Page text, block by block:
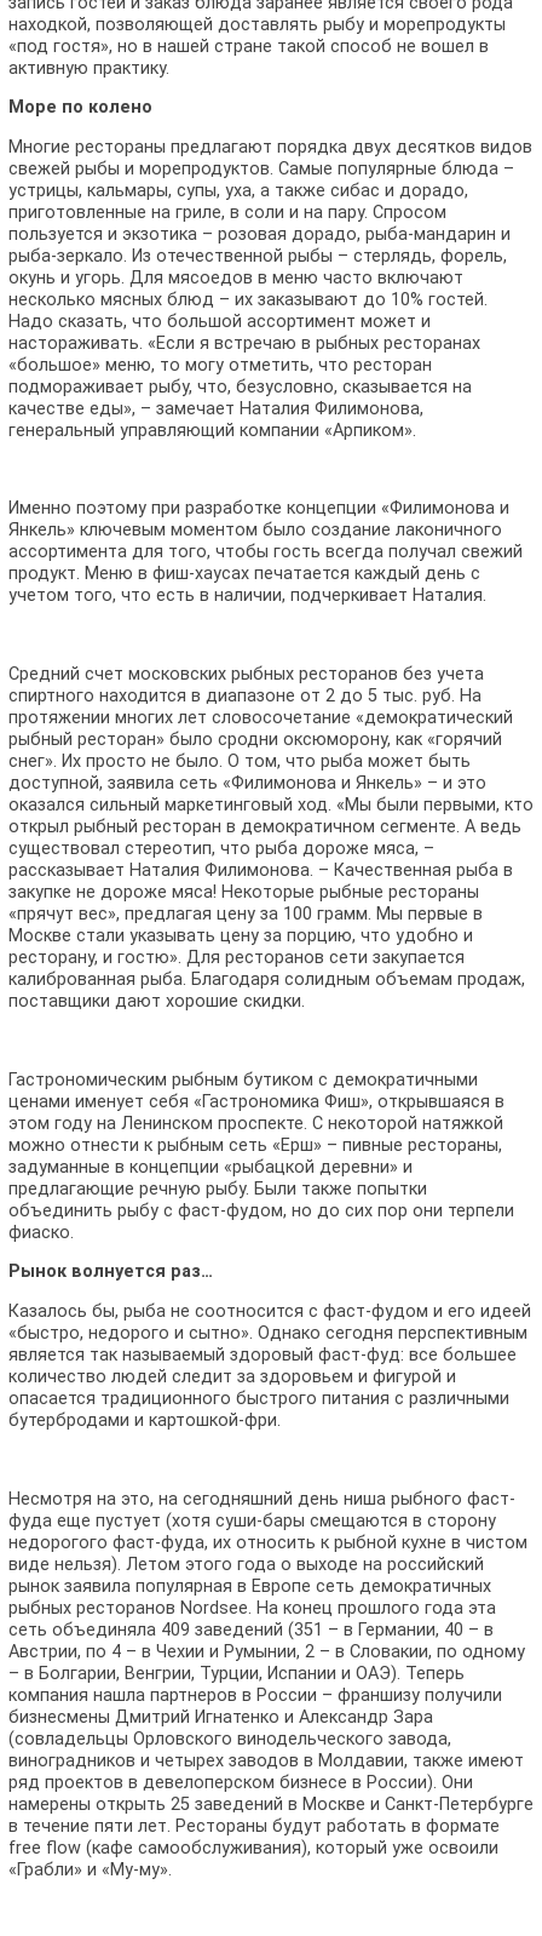
находкой, позволяющей доставлять рыбу и морепродукты
«под гостя», но в нашей стране такой способ не вошел в
активную практику.
Море по колено
Многие рестораны предлагают порядка двух десятков видов
свежей рыбы и морепродуктов. Самые популярные блюда –
устрицы, кальмары, супы, уха, а также сибас и дорадо,
приготовленные на гриле, в соли и на пару. Спросом
пользуется и экзотика – розовая дорадо, рыба-мандарин и
рыба-зеркало. Из отечественной рыбы – стерлядь, форель,
окунь и угорь. Для мясоедов в меню часто включают
несколько мясных блюд – их заказывают до 10% гостей.
Надо сказать, что большой ассортимент может и
настораживать. «Если я встречаю в рыбных ресторанах
«большое» меню, то могу отметить, что ресторан
подмораживает рыбу, что, безусловно, сказывается на
качестве еды», – замечает Наталия Филимонова,
генеральный управляющий компании «Арпиком».
Именно поэтому при разработке концепции «Филимонова и
Янкель» ключевым моментом было создание лаконичного
ассортимента для того, чтобы гость всегда получал свежий
продукт. Меню в фиш-хаусах печатается каждый день с
учетом того, что есть в наличии, подчеркивает Наталия.
Средний счет московских рыбных ресторанов без учета
спиртного находится в диапазоне от 2 до 5 тыс. руб. На
протяжении многих лет словосочетание «демократический
рыбный ресторан» было сродни оксюморону, как «горячий
снег». Их просто не было. О том, что рыба может быть
доступной, заявила сеть «Филимонова и Янкель» – и это
оказался сильный маркетинговый ход. «Мы были первыми, кто
открыл рыбный ресторан в демократичном сегменте. А ведь
существовал стереотип, что рыба дороже мяса, –
рассказывает Наталия Филимонова. – Качественная рыба в
закупке не дороже мяса! Некоторые рыбные рестораны
«прячут вес», предлагая цену за 100 грамм. Мы первые в
Москве стали указывать цену за порцию, что удобно и
ресторану, и гостю». Для ресторанов сети закупается
калиброванная рыба. Благодаря солидным объемам продаж,
поставщики дают хорошие скидки.
Гастрономическим рыбным бутиком с демократичными
ценами именует себя «Гастрономика Фиш», открывшаяся в
этом году на Ленинском проспекте. С некоторой натяжкой
можно отнести к рыбным сеть «Ерш» – пивные рестораны,
задуманные в концепции «рыбацкой деревни» и
предлагающие речную рыбу. Были также попытки
объединить рыбу с фаст-фудом, но до сих пор они терпели
фиаско.
Рынок волнуется раз…
Казалось бы, рыба не соотносится с фаст-фудом и его идеей
«быстро, недорого и сытно». Однако сегодня перспективным
является так называемый здоровый фаст-фуд: все большее
количество людей следит за здоровьем и фигурой и
опасается традиционного быстрого питания с различными
бутербродами и картошкой-фри.
Несмотря на это, на сегодняшний день ниша рыбного фаст-
фуда еще пустует (хотя суши-бары смещаются в сторону
недорогого фаст-фуда, их относить к рыбной кухне в чистом
виде нельзя). Летом этого года о выходе на российский
рынок заявила популярная в Европе сеть демократичных
рыбных ресторанов Nordsee. На конец прошлого года эта
сеть объединяла 409 заведений (351 – в Германии, 40 – в
Австрии, по 4 – в Чехии и Румынии, 2 – в Словакии, по одному
– в Болгарии, Венгрии, Турции, Испании и ОАЭ). Теперь
компания нашла партнеров в России – франшизу получили
бизнесмены Дмитрий Игнатенко и Александр Зара
(совладельцы Орловского винодельческого завода,
виноградников и четырех заводов в Молдавии, также имеют
ряд проектов в девелоперском бизнесе в России). Они
намерены открыть 25 заведений в Москве и Санкт-Петербурге
в течение пяти лет. Рестораны будут работать в формате
free flow (кафе самообслуживания), который уже освоили
«Грабли» и «Му-му».